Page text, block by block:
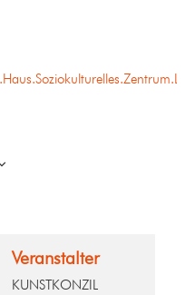
Veranstalter
KUNSTKONZIL